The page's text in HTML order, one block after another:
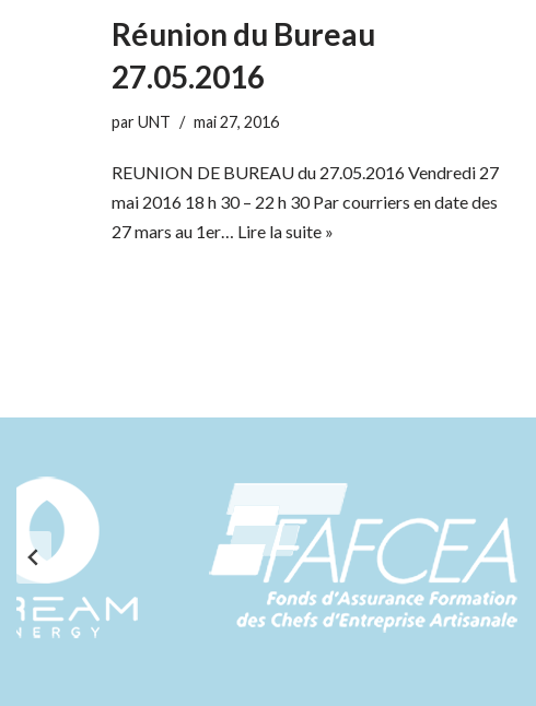
Réunion du Bureau
27.05.2016
parUNT mai 27, 2016
REUNION DE BUREAU du 27.05.2016 Vendredi 27
mai 2016 18 h 30 – 22 h 30 Par courriers en date des
27 mars au 1er… Lire la suite »